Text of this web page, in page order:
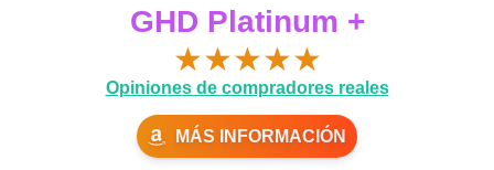
GHD Platinum +
★★★★★
Opiniones de compradores reales
MÁS INFORMACIÓN